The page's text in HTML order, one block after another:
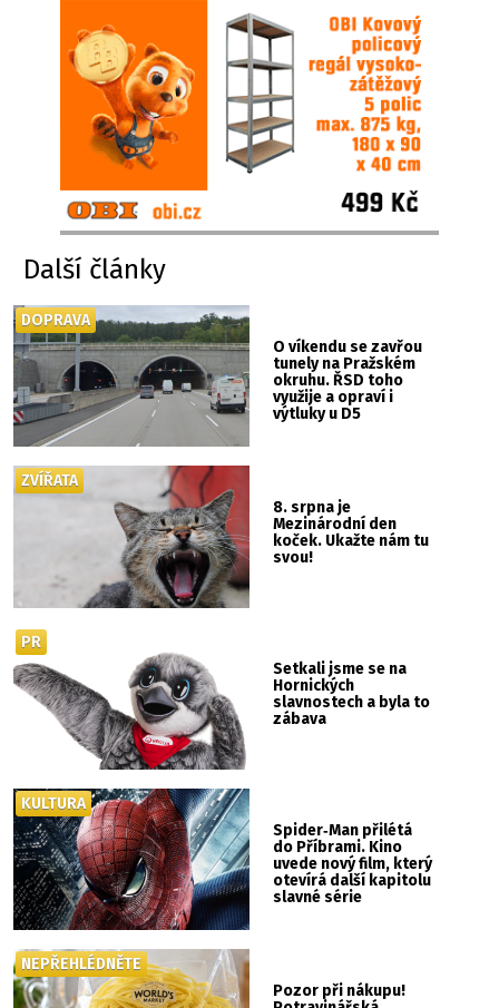
Další články
O víkendu se zavřou
tunely na Pražském
okruhu. ŘSD toho
využije a opraví i
výtluky u D5
DOPRAVA
8. srpna je
Mezinárodní den
koček. Ukažte nám tu
svou!
ZVÍŘATA
Setkali jsme se na
Hornických
slavnostech a byla to
zábava
PR
Spider‑Man přilétá
do Příbrami. Kino
uvede nový film, který
otevírá další kapitolu
slavné série
KULTURA
Pozor při nákupu!
NEPŘEHLÉDNĚTE